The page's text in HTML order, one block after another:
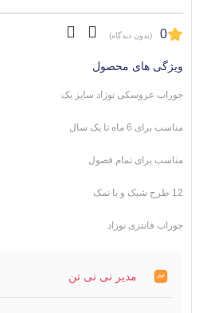
0 (بدون دیدگاه)
ویژگی های محصول
جوراب عروسکی نوزاد سایز یک
مناسب برای 6 ماه تا یک سال
مناسب برای تمام فصول
12 طرح شیک و با نمک
جوراب فانتزی نوزاد
مدیر نی نی تن